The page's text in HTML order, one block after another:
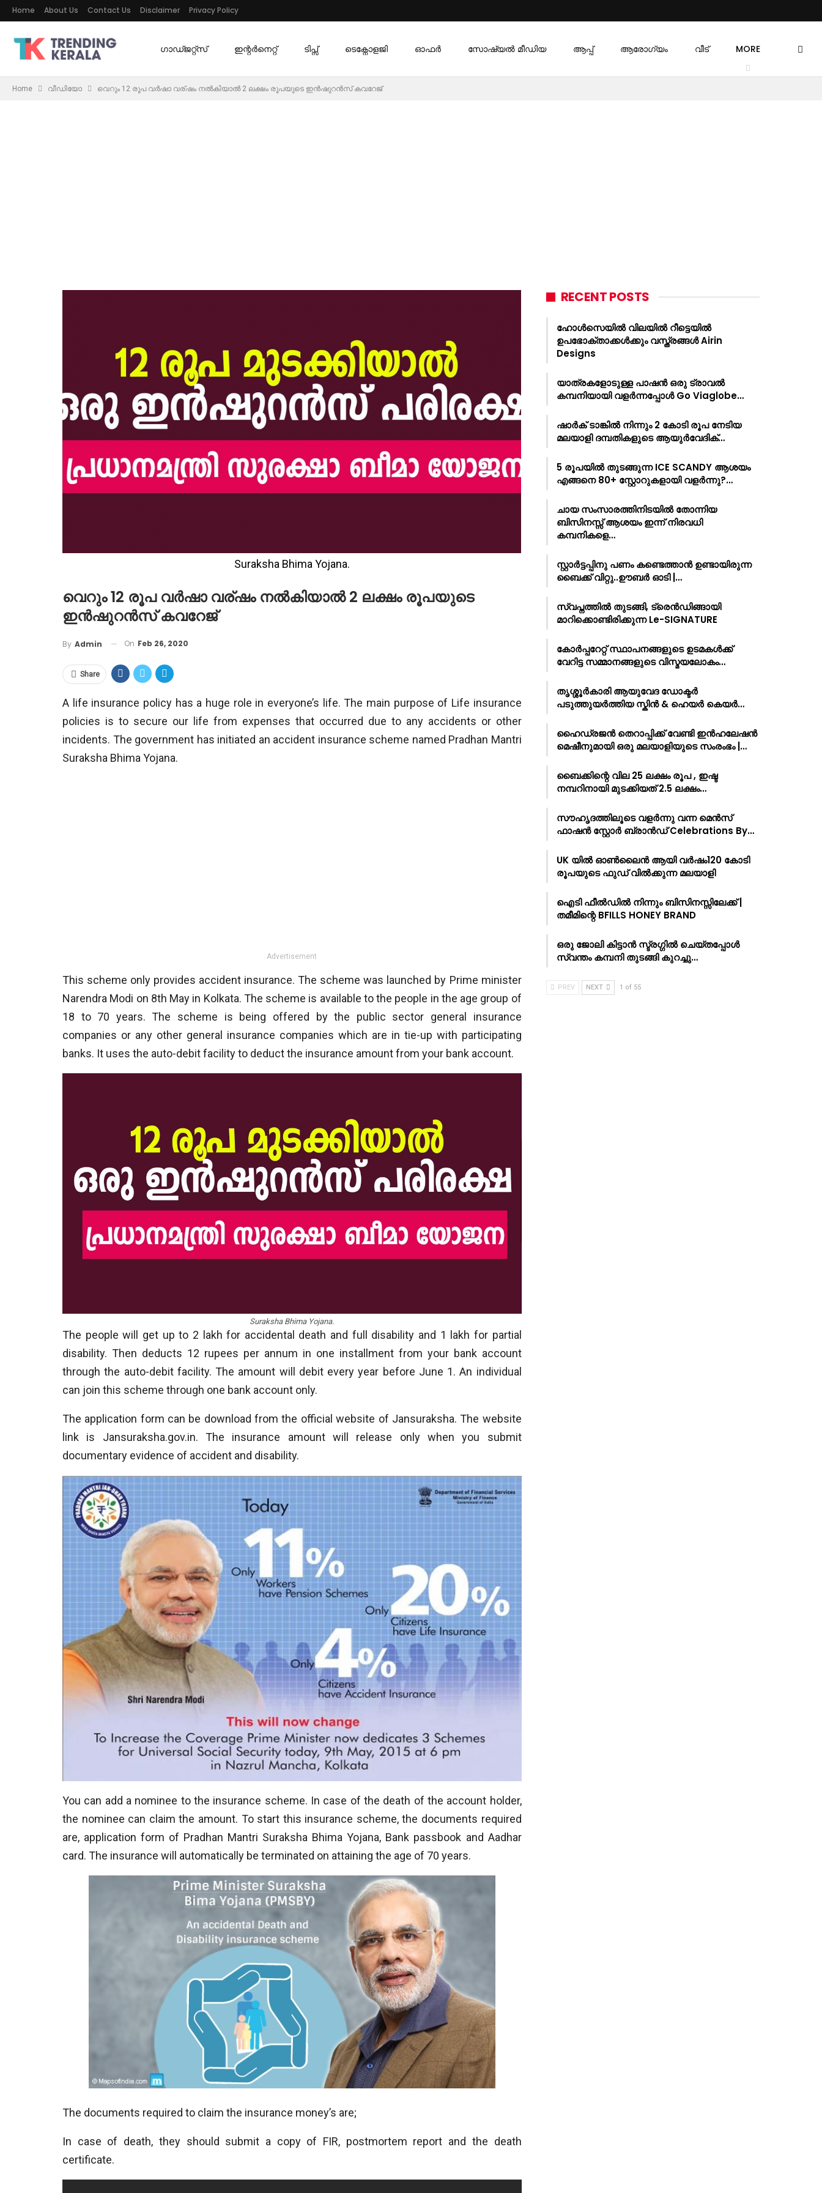
Home About Us Contact Us Disclaimer Privacy Policy
ഗാഡ്ജറ്റ്സ് ഇന്റര്‍നെറ്റ് ടിപ്സ് ടെക്നോളജി ഓഫര്‍ സോഷ്യൽ മീഡിയ ആപ്പ് ആരോഗ്യം വീട് MORE
Home വീഡിയോ വെറും 12 രൂപ വർഷാ വര്ഷം നൽകിയാൽ 2 ലക്ഷം രൂപയുടെ ഇൻഷുറൻസ് കവറേജ്
Suraksha Bhima Yojana.
വെറും 12 രൂപ വർഷാ വര്ഷം നൽകിയാൽ 2 ലക്ഷം രൂപയുടെ
ഇൻഷുറൻസ് കവറേജ്
By Admin On Feb 26, 2020
Share
A life insurance policy has a huge role in everyone’s life. The main purpose of Life insurance
policies is to secure our life from expenses that occurred due to any accidents or other
incidents. The government has initiated an accident insurance scheme named Pradhan Mantri
Suraksha Bhima Yojana.
Advertisement
This scheme only provides accident insurance. The scheme was launched by Prime minister
Narendra Modi on 8th May in Kolkata. The scheme is available to the people in the age group of
18 to 70 years. The scheme is being offered by the public sector general insurance
companies or any other general insurance companies which are in tie-up with participating
banks. It uses the auto-debit facility to deduct the insurance amount from your bank account.
Suraksha Bhima Yojana.
The people will get up to 2 lakh for accidental death and full disability and 1 lakh for partial
disability. Then deducts 12 rupees per annum in one installment from your bank account
through the auto-debit facility. The amount will debit every year before June 1. An individual
can join this scheme through one bank account only.
The application form can be download from the official website of Jansuraksha. The website
link is Jansuraksha.gov.in. The insurance amount will release only when you submit
documentary evidence of accident and disability.
You can add a nominee to the insurance scheme. In case of the death of the account holder,
the nominee can claim the amount. To start this insurance scheme, the documents required
are, application form of Pradhan Mantri Suraksha Bhima Yojana, Bank passbook and Aadhar
card. The insurance will automatically be terminated on attaining the age of 70 years.
The documents required to claim the insurance money’s are;
In case of death, they should submit a copy of FIR, postmortem report and the death
certificate.
RECENT POSTS
ഹോൾസെയിൽ വിലയിൽ റീട്ടെയിൽ
ഉപഭോക്താക്കൾക്കും വസ്ത്രങ്ങൾ Airin
Designs
യാത്രകളോടുള്ള പാഷൻ ഒരു ട്രാവൽ
കമ്പനിയായി വളർന്നപ്പോൾ Go Viaglobe…
ഷാർക്‌ ടാങ്കിൽ നിന്നും 2 കോടി രൂപ നേടിയ
മലയാളി ദമ്പതികളുടെ ആയുർവേദിക്…
5 രൂപയിൽ തുടങ്ങുന്ന ICE SCANDY ആശയം
എങ്ങനെ 80+ സ്റ്റോറുകളായി വളർന്നു?…
ചായ സംസാരത്തിനിടയിൽ തോന്നിയ
ബിസിനസ്സ് ആശയം ഇന്ന് നിരവധി
കമ്പനികളെ…
സ്റ്റാർട്ടപ്പിനു പണം കണ്ടെത്താൻ ഉണ്ടായിരുന്ന
ബൈക്ക് വിറ്റു..ഊബർ ഓടി |…
സ്വപ്നത്തിൽ തുടങ്ങി, ട്രെൻഡിങ്ങായി
മാറിക്കൊണ്ടിരിക്കുന്ന Le-SIGNATURE
കോർപ്പറേറ്റ് സ്ഥാപനങ്ങളുടെ ഉടമകൾക്ക്
വേറിട്ട സമ്മാനങ്ങളുടെ വിസ്മയലോകം…
തൃശ്ശൂർകാരി ആയുവേദ ഡോക്ടർ
പടുത്തുയർത്തിയ സ്കിൻ & ഹെയർ കെയർ…
ഹൈഡ്രജൻ തെറാപ്പിക്ക് വേണ്ടി ഇൻഹലേഷൻ
മെഷീനുമായി ഒരു മലയാളിയുടെ സംരംഭം |…
ബൈക്കിന്റെ വില 25 ലക്ഷം രൂപ , ഇഷ്ട
നമ്പറിനായി മുടക്കിയത് 2.5 ലക്ഷം…
സൗഹൃദത്തിലൂടെ വളർന്നു വന്ന മെൻസ്
ഫാഷൻ സ്റ്റോർ ബ്രാൻഡ് Celebrations By…
UK യിൽ ഓൺലൈൻ ആയി വർഷം120 കോടി
രൂപയുടെ ഫുഡ് വിൽക്കുന്ന മലയാളി
ഐടി ഫീൽഡിൽ നിന്നും ബിസിനസ്സിലേക്ക് |
തമീമിന്റെ BFILLS HONEY BRAND
ഒരു ജോലി കിട്ടാൻ സ്ട്രഗ്ഗിൽ ചെയ്തപ്പോൾ
സ്വന്തം കമ്പനി തുടങ്ങി കുറച്ചു…
PREV NEXT 1 of 55